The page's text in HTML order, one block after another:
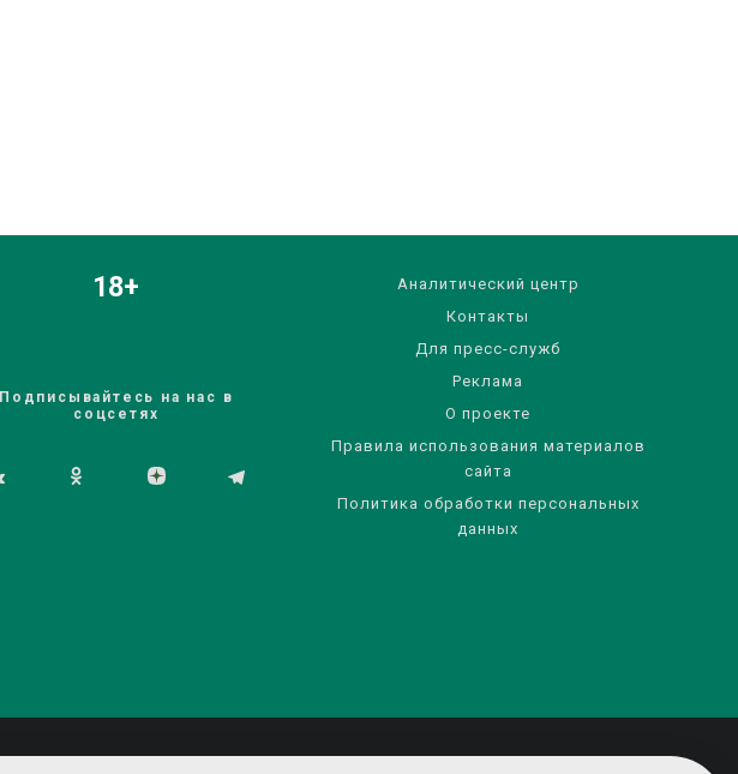
18+
Подписывайтесь на нас в
соцсетях
Аналитический центр
Контакты
Для пресс-служб
Реклама
О проекте
Правила использования материалов
сайта
Политика обработки персональных
данных